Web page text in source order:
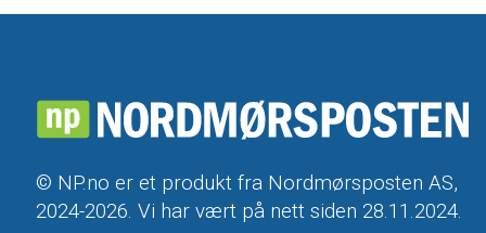
© NP.no er et produkt fra Nordmørsposten AS,
2024-2026. Vi har vært på nett siden 28.11.2024.